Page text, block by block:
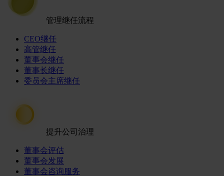
管理继任流程
CEO继任
高管继任
董事会继任
董事长继任
委员会主席继任
提升公司治理
董事会评估
董事会发展
董事会咨询服务